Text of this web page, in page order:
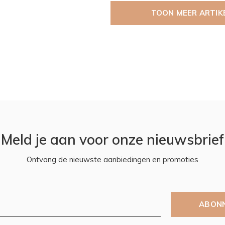
TOON MEER
Meld je aan voor onze nieuwsbrief
Ontvang de nieuwste aanbiedingen en promoties